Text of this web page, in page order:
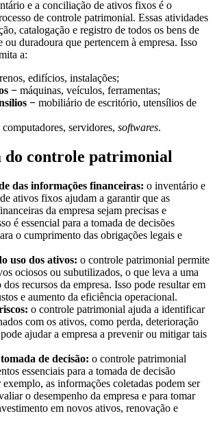
e a conciliação de ativos fixos é o
de controle patrimonial. Essas atividades
catalogação e registro de todos os bens de
ou duradoura que pertencem à empresa. Isso
a:
edifícios, instalações;
− máquinas, veículos, ferramentas;
− mobiliário de escritório, utensílios de
computadores, servidores, softwares.
controle patrimonial
das informações financeiras: o inventário e
ativos fixos ajudam a garantir que as
da empresa sejam precisas e
é essencial para a tomada de decisões
o cumprimento das obrigações legais e
uso dos ativos: o controle patrimonial permite
ociosos ou subutilizados, o que leva a uma
dos recursos da empresa. Isso pode resultar em
e aumento da eficiência operacional.
o controle patrimonial ajuda a identificar
com os ativos, como perda, deterioração
ajudar a empresa a prevenir ou mitigar tais
de decisão: o controle patrimonial
essenciais para a tomada de decisão
as informações coletadas podem ser
o desempenho da empresa e para tomar
em novos ativos, renovação e